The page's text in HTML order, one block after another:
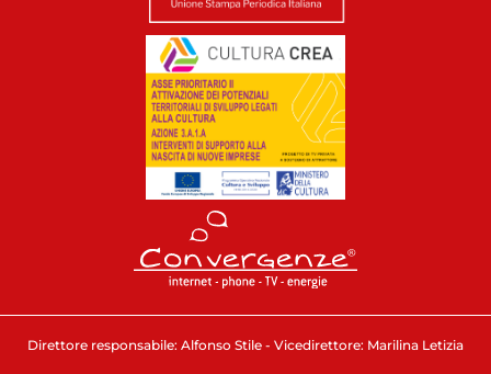
Direttore responsabile: Alfonso Stile - Vicedirettore: Marilina Letizia